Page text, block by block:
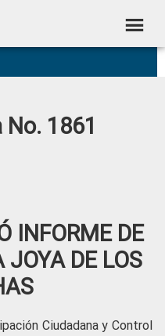
1861
INFORME DE
JOYA DE LOS
Ciudadana y Control